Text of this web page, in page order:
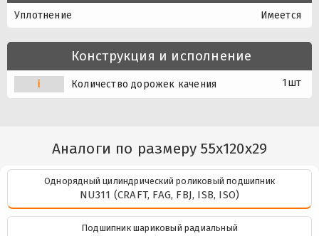
Уплотнение Имеется
Конструкция и исполнение
i Количество дорожек качения 1шт
Аналоги по размеру 55x120x29
Однорядный цилиндрический роликовый подшипник
NU311 (CRAFT, FAG, FBJ, ISB, ISO)
Подшипник шариковый радиальный